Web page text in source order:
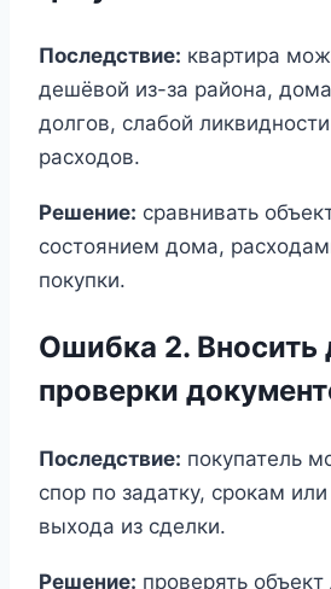
Последствие: квартира
дешёвой из-за района,
долгов, слабой
расходов.
Решение: сравнивать
состоянием дома,
покупки.
Ошибка 2. Вносить
проверки
Последствие: покупатель
спор по задатку, срокам
выхода из сделки.
Решение: проверять